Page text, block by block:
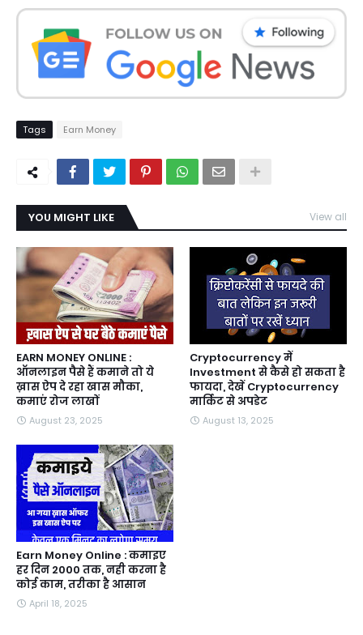
Tags Earn Money
YOU MIGHT LIKE View all
EARN MONEY ONLINE :
ऑनलाइन पैसे हैं कमाने तो ये
ख़ास ऐप दे रहा खास मौका,
कमाएं रोज लाखों
August 23, 2025
Cryptocurrency में
Investment से कैसे हो सकता है
फायदा, देखें Cryptocurrency
मार्किट से अपडेट
August 13, 2025
Earn Money Online : कमाइए
हर दिन 2000 तक, नही करना है
कोई काम, तरीका है आसान
April 18, 2025